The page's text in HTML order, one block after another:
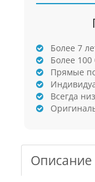
Более 7
Более
Прямые
Всегда
Описание